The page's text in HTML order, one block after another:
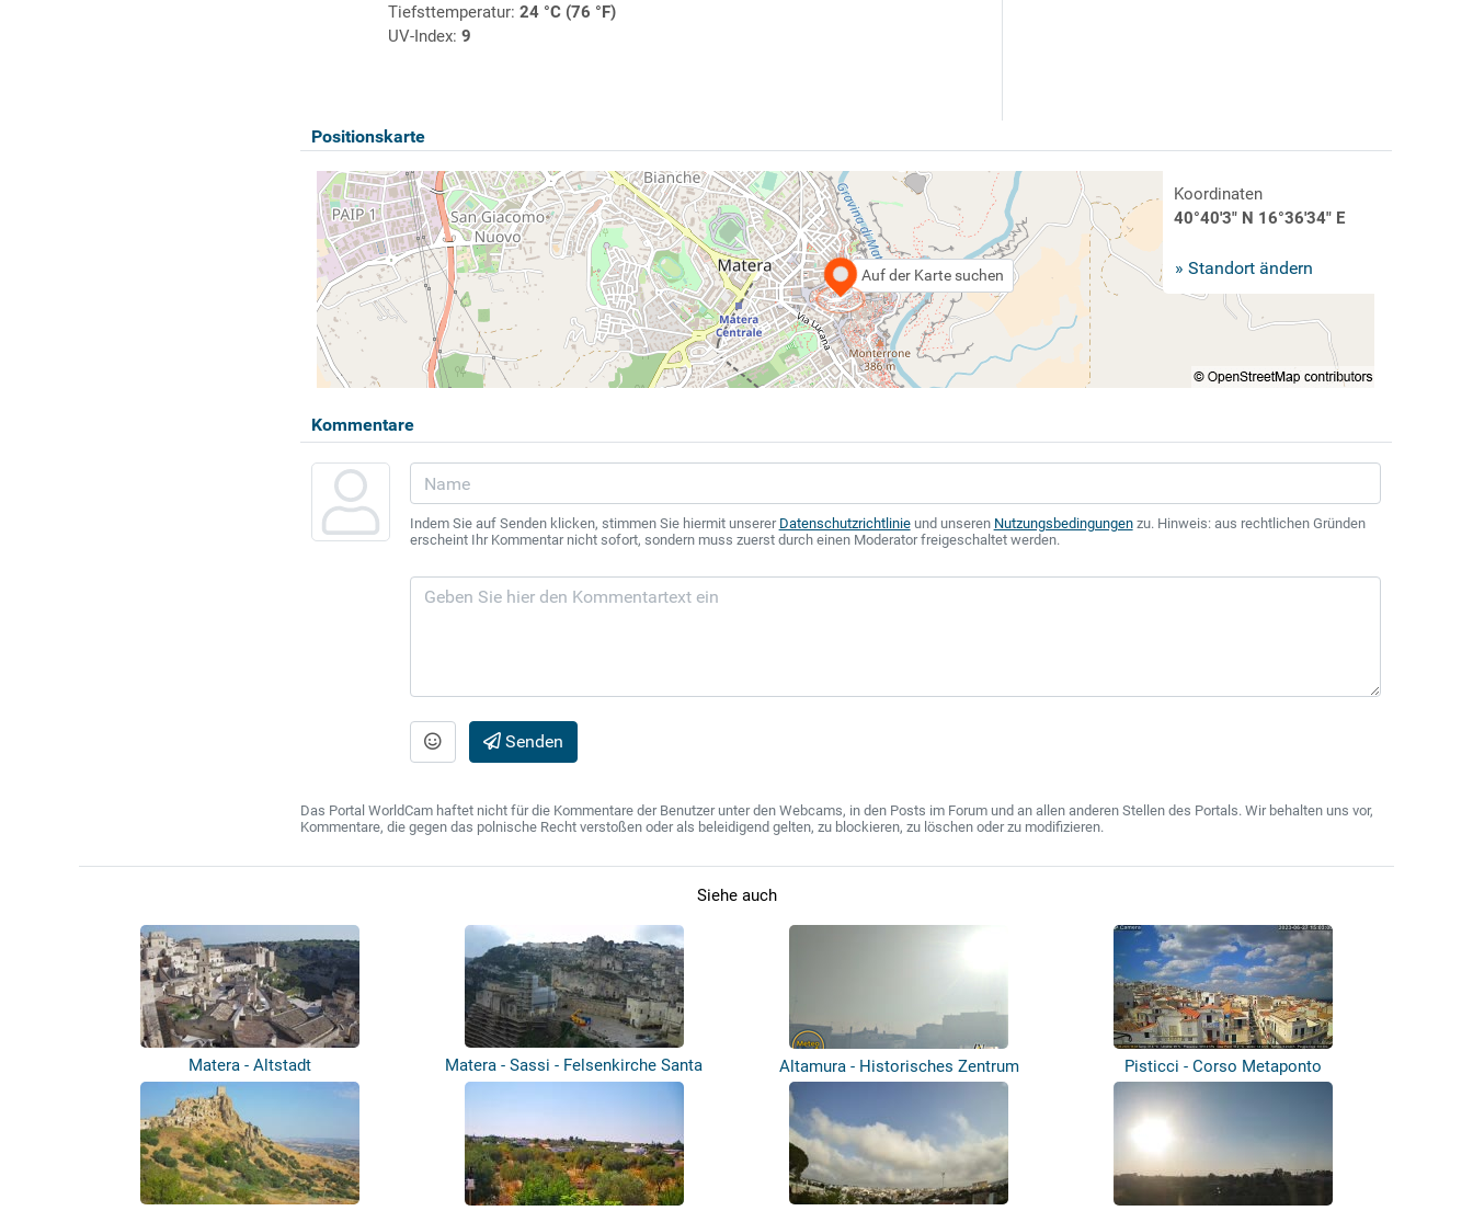
Tiefsttemperatur: 24 °C (76 °F)
UV-Index: 9
Positionskarte
Auf der Karte suchen
Koordinaten
40°40'3" N 16°36'34" E
» Standort ändern
Kommentare
Indem Sie auf Senden klicken, stimmen Sie hiermit unserer Datenschutzrichtlinieund unseren Nutzungsbedingungenzu. Hinweis: aus rechtlichen Gründen
erscheint Ihr Kommentar nicht sofort, sondern muss zuerst durch einen Moderator freigeschaltet werden.
Senden
Das Portal WorldCam haftet nicht für die Kommentare der Benutzer unter den Webcams, in den Posts im Forum und an allen anderen Stellen des Portals. Wir behalten uns vor,
Kommentare, die gegen das polnische Recht verstoßen oder als beleidigend gelten, zu blockieren, zu löschen oder zu modifizieren.
Siehe auch
Matera - Altstadt
Matera - Sassi - Felsenkirche Santa
Altamura - Historisches Zentrum Pisticci - Corso Metaponto